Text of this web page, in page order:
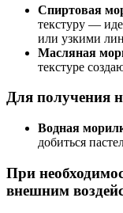
Спиртовая
текстуру —
или узкими
Масляная
текстуре
Для получения
Водная
добиться
При
внешним